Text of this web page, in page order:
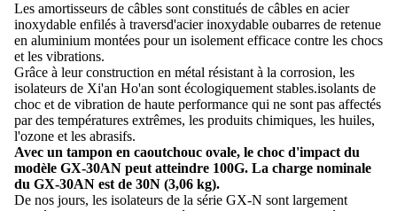
Les amortisseurs de câbles sont constitués de câbles en acier
inoxydable enfilés à traversd'acier inoxydable oubarres de retenue
en aluminium montées pour un isolement efficace contre les chocs
et les vibrations.
Grâce à leur construction en métal résistant à la corrosion, les
isolateurs de Xi'an Ho'an sont écologiquement stables.isolants de
choc et de vibration de haute performance qui ne sont pas affectés
par des températures extrêmes, les produits chimiques, les huiles,
l'ozone et les abrasifs.
Avec un tampon en caoutchouc ovale, le choc d'impact du
modèle GX-30AN peut atteindre 100G. La charge nominale
du GX-30AN est de 30N (3,06 kg).
De nos jours, les isolateurs de la série GX-N sont largement